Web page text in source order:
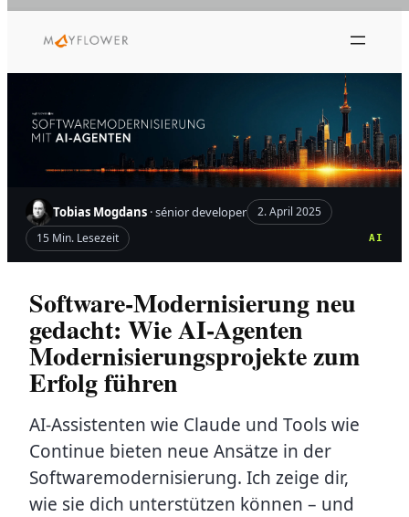
Inhalt
Tobias Mogdans · sénior developer
2. April 2025
15 Min. Lesezeit
AI
Software-Modernisierung neu
gedacht: Wie AI-Agenten
Modernisierungsprojekte zum
Erfolg führen
AI-Assistenten wie Claude und Tools wie
Continue bieten neue Ansätze in der
Softwaremodernisierung. Ich zeige dir,
wie sie dich unterstützen können – und